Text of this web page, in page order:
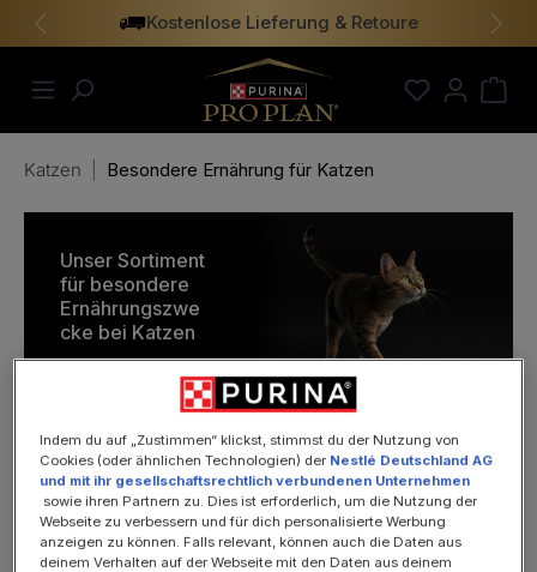
springen Kostenlose Lieferung & Retoure
Vorheriges
Katzen Besondere Ernährung für Katzen
Unser Sortiment
für besondere
Ernährungszwe
cke bei Katzen
Futterunverträglichkeit
Indem du auf „Zustimmen“ klickst, stimmst du der Nutzung von
Cookies (oder ähnlichen Technologien) der Nestlé Deutschland AG
und mit ihr gesellschaftsrechtlich verbundenen Unternehmen
sowie ihren Partnern zu. Dies ist erforderlich, um die Nutzung der
Webseite zu verbessern und für dich personalisierte Werbung
anzeigen zu können. Falls relevant, können auch die Daten aus
deinem Verhalten auf der Webseite mit den Daten aus deinem